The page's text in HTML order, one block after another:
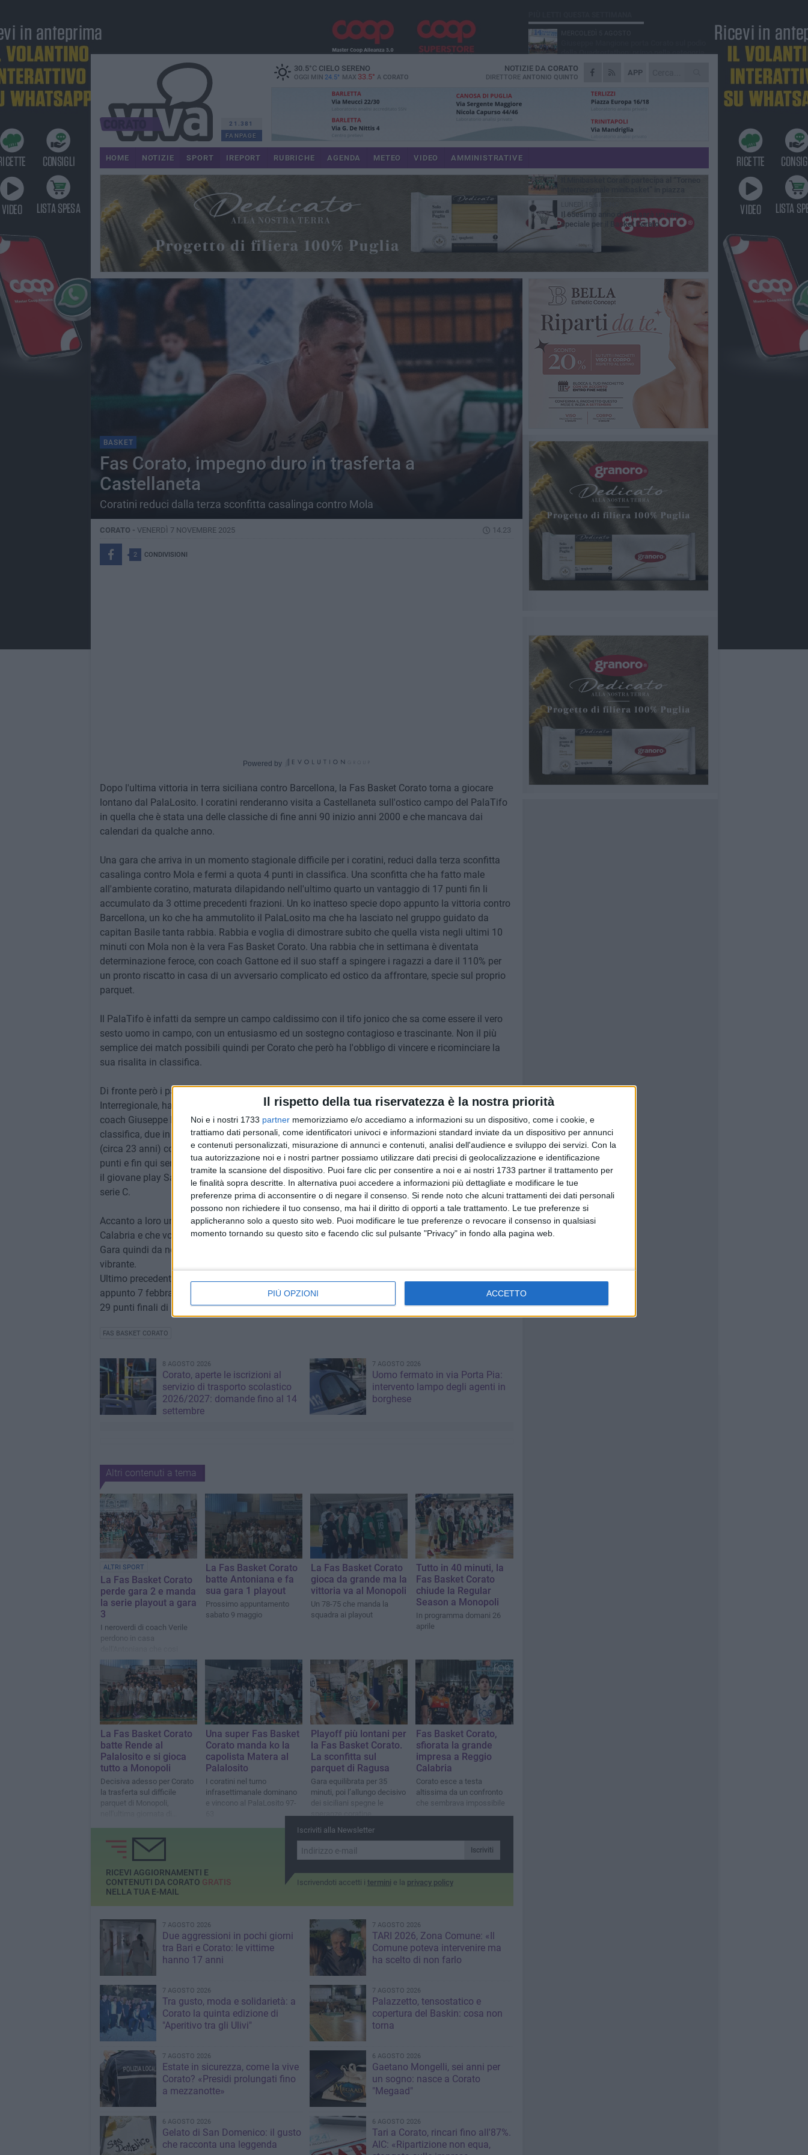
Il rispetto della tua riservatezza è la nostra priorità
Noi e i nostri 1733 partner memorizziamo e/o accediamo a informazioni su un dispositivo, come i cookie, e
trattiamo dati personali, come identificatori univoci e informazioni standard inviate da un dispositivo per annunci
e contenuti personalizzati, misurazione di annunci e contenuti, analisi dell'audience e sviluppo dei servizi. Con la
tua autorizzazione noi e i nostri partner possiamo utilizzare dati precisi di geolocalizzazione e identificazione
tramite la scansione del dispositivo. Puoi fare clic per consentire a noi e ai nostri 1733 partner il trattamento per
le finalità sopra descritte. In alternativa puoi accedere a informazioni più dettagliate e modificare le tue
preferenze prima di acconsentire o di negare il consenso. Si rende noto che alcuni trattamenti dei dati personali
possono non richiedere il tuo consenso, ma hai il diritto di opporti a tale trattamento. Le tue preferenze si
applicheranno solo a questo sito web. Puoi modificare le tue preferenze o revocare il consenso in qualsiasi
momento tornando su questo sito e facendo clic sul pulsante "Privacy" in fondo alla pagina web.
PIÙ OPZIONI ACCETTO
21.381
FANPAGE
30.5°CCIELO SERENO
OGGI MIN 24.5° MAX 33.5° A CORATO
APP
NOTIZIE DA CORATO
DIRETTORE ANTONIO QUINTO
HOME NOTIZIE SPORT IREPORT RUBRICHE AGENDA METEO VIDEO AMMINISTRATIVE
BASKET
Fas Corato, impegno duro in trasferta a
Castellaneta
Coratini reduci dalla terza sconfitta casalinga contro Mola
CORATO - VENERDÌ 7 NOVEMBRE 2025 14.23
2 CONDIVISIONI
Powered by
Dopo l'ultima vittoria in terra siciliana contro Barcellona, la Fas Basket Corato torna a giocare
lontano dal PalaLosito. I coratini renderanno visita a Castellaneta sull'ostico campo del PalaTifo
in quella che è stata una delle classiche di fine anni 90 inizio anni 2000 e che mancava dai
calendari da qualche anno.
Una gara che arriva in un momento stagionale difficile per i coratini, reduci dalla terza sconfitta
casalinga contro Mola e fermi a quota 4 punti in classifica. Una sconfitta che ha fatto male
all'ambiente coratino, maturata dilapidando nell'ultimo quarto un vantaggio di 17 punti fin li
accumulato da 3 ottime precedenti frazioni. Un ko inatteso specie dopo appunto la vittoria contro
Barcellona, un ko che ha ammutolito il PalaLosito ma che ha lasciato nel gruppo guidato da
capitan Basile tanta rabbia. Rabbia e voglia di dimostrare subito che quella vista negli ultimi 10
minuti con Mola non è la vera Fas Basket Corato. Una rabbia che in settimana è diventata
determinazione feroce, con coach Gattone ed il suo staff a spingere i ragazzi a dare il 110% per
un pronto riscatto in casa di un avversario complicato ed ostico da affrontare, specie sul proprio
parquet.
Il PalaTifo è infatti da sempre un campo caldissimo con il tifo jonico che sa come essere il vero
sesto uomo in campo, con un entusiasmo ed un sostegno contagioso e trascinante. Non il più
semplice dei match possibili quindi per Corato che però ha l'obbligo di vincere e ricominciare la
sua risalita in classifica.
Di fronte però i padroni di casa della Valentino Castellaneta, arrivati quest'anno in serie B
Interregionale, hanno cominciato bene il campionato e non vogliono fermarsi. Gli jonici guidati da
coach Giuseppe Luisi hanno vinto 3 gare sulle 6 giocate finora e sono a quota 6 punti in
classifica, due in più rispetto a Corato. Una squadra compatta e dall'età media non troppo elevata
(circa 23 anni) con 3 punti di forza su tutti che sono Daniele Buo, top scorer della squadra con 92
punti e fin qui sempre andato in doppia cifra, Tommaso Contini, ala 26enne ex Montegranaro, ed
il giovane play Samuel Ayomide, riconfermato dopo essere stato il trascinatore lo scorso anno in
serie C.
Accanto a loro un gruppo che in casa ha vinto 2 partite su 2 battendo anche la Viola Reggio
Calabria e che vorrà rifarsi dopo la sconfitta esterna di domenica scorsa a Milazzo per 98-78.
Gara quindi da non sottovalutare ma dove servirà vincere a entrambi i team e che sarà intensa e
vibrante.
Ultimo precedente tra le due formazioni in gare ufficiali è quello della stagione 2021/2022, datato
appunto 7 febbraio 2022. Al PalaTifo di via Aldo Moro fu vittoria neroverde in rimonta 67-71 con i
29 punti finali di Ouandie.
FAS BASKET CORATO
8 AGOSTO 2026
Corato, aperte le iscrizioni al
servizio di trasporto scolastico
2026/2027: domande fino al 14
settembre
7 AGOSTO 2026
Uomo fermato in via Porta Pia:
intervento lampo degli agenti in
borghese
Altri contenuti a tema
ALTRI SPORT
La Fas Basket Corato
perde gara 2 e manda
la serie playout a gara
3
I neroverdi di coach Verile
perdono in casa
pareggia la serie sull'1-1
La Fas Basket Corato
batte Antoniana e fa
sua gara 1 playout
Prossimo appuntamento
sabato 9 maggio
La Fas Basket Corato
gioca da grande ma la
vittoria va al Monopoli
Un 78-75 che manda la
squadra ai playout
Tutto in 40 minuti, la
Fas Basket Corato
chiude la Regular
Season a Monopoli
In programma domani 26
aprile
La Fas Basket Corato
batte Rende al
Palalosito e si gioca
tutto a Monopoli
Decisiva adesso per Corato
la trasferta sul difficile
parquet di Monopoli,
domenica alle ore 18
Una super Fas Basket
Corato manda ko la
capolista Matera al
Palalosito
I coratini nel turno
infrasettimanale dominano
e vincono al PalaLosito 97-
Playoff più lontani per
la Fas Basket Corato.
La sconfitta sul
parquet di Ragusa
Gara equilibrata per 35
minuti, poi l’allungo decisivo
dei siciliani spegne le
speranze coratine
Fas Basket Corato,
sfiorata la grande
impresa a Reggio
Calabria
Corato esce a testa
altissima da un confronto
che sembrava impossibile
Iscriviti alla Newsletter
Iscriviti
Iscrivendoti accetti i termini e la privacy policy
RICEVI AGGIORNAMENTI E
CONTENUTI DA CORATO GRATIS
NELLA TUA E-MAIL
7 AGOSTO 2026
Due aggressioni in pochi giorni
tra Bari e Corato: le vittime
hanno 17 anni
7 AGOSTO 2026
TARI 2026, Zona Comune: «Il
Comune poteva intervenire ma
ha scelto di non farlo
7 AGOSTO 2026
Tra gusto, moda e solidarietà: a
Corato la quinta edizione di
"Aperitivo tra gli Ulivi"
7 AGOSTO 2026
Palazzetto, tensostatico e
copertura del Baskin: cosa non
torna
7 AGOSTO 2026
Estate in sicurezza, come la vive
Corato? «Presidi prolungati fino
a mezzanotte»
6 AGOSTO 2026
Gaetano Mongelli, sei anni per
un sogno: nasce a Corato
"Megaad"
6 AGOSTO 2026
Gelato di San Domenico: il gusto
che racconta una leggenda
6 AGOSTO 2026
Tari a Corato, rincari fino all'87%.
AIC: «Ripartizione non equa,
della Quadrortathon: primo nella categoria
LUNEDÌ 3 AGOSTO
ErbeNobili Basket Corato, Vincenzo
GIOVEDÌ 30 LUGLIO
Pugliese: «Costruiamo un percorso solido e
Corato Calcio, l’Amministrazione comunale
SABATO 20 GIUGNO
Il 65esimo anno di vita sarà un anno
speciale per il Basket Corato